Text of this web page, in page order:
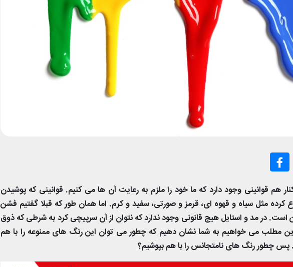
هم قوانینی وجود دارد که ما خود را ملزم به رعایت آن ها می کنیم. قوانینی که پوشیدن
کرده مثل سیاه و قهوه ای، قرمز و صورتی، سفید و کرم. اما همان طور که قبلا گفتیم فشن
است. در مد و استایل هیچ قانونی وجود ندارد که نتوان از آن سرپیچی کرد به شرطی که ذوق
این مطلب می خواهیم به شما نشان دهیم که چطور می توان این رنگ های ممنوعه را با هم
پس چطور رنگ های نامتجانس را با هم بپوشیم؟